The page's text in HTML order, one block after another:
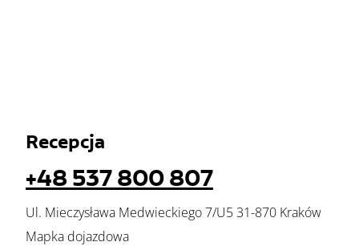
Recepcja
+48 537 800 807
Ul. Mieczysława Medwieckiego 7/U5 31-870 Kraków
Mapka dojazdowa